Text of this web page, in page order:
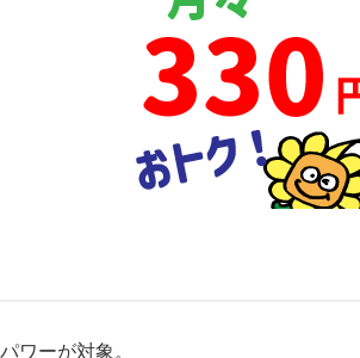
ワーが対象。